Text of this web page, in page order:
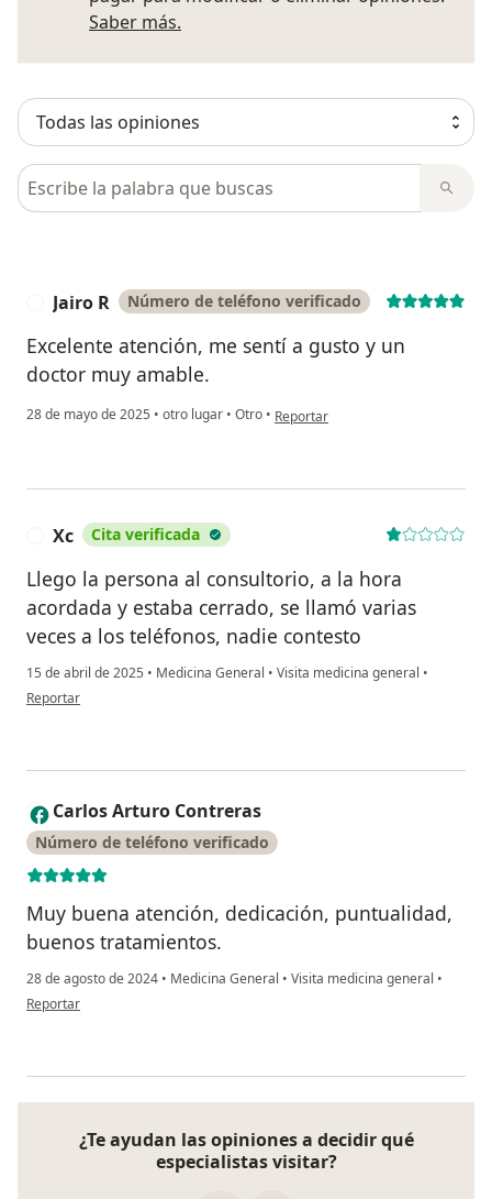
Saber más.
Busca en opiniones
Jairo R Número de teléfono verificado
Excelente atención, me sentí a gusto y un
doctor muy amable.
28 de mayo de 2025 • otro lugar • Otro • en opinión del usuario Jairo R
Reportar
Xc Cita verificada
Llego la persona al consultorio, a la hora
acordada y estaba cerrado, se llamó varias
veces a los teléfonos, nadie contesto
15 de abril de 2025 • Medicina General • Visita medicina general •
en opinión del usuario Xc
Reportar
C Carlos Arturo Contreras
Número de teléfono verificado
Muy buena atención, dedicación, puntualidad,
buenos tratamientos.
28 de agosto de 2024 • Medicina General • Visita medicina general •
en opinión del usuario Carlos Arturo Contreras
Reportar
¿Te ayudan las opiniones a decidir qué
especialistas visitar?